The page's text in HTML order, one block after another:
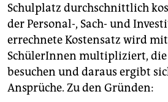
Schulplatz durchschnittlich
der Personal-, Sach- und
errechnete Kostensatz wird
SchülerInnen multipliziert, die
besuchen und daraus ergibt
Ansprüche. Zu den Gründen: